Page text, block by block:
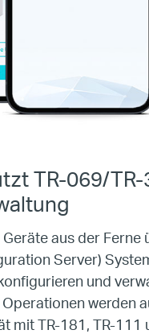
TR-069/
aus der Ferne
Server)
und
Operationen werden
mitTR-181 , TR-111